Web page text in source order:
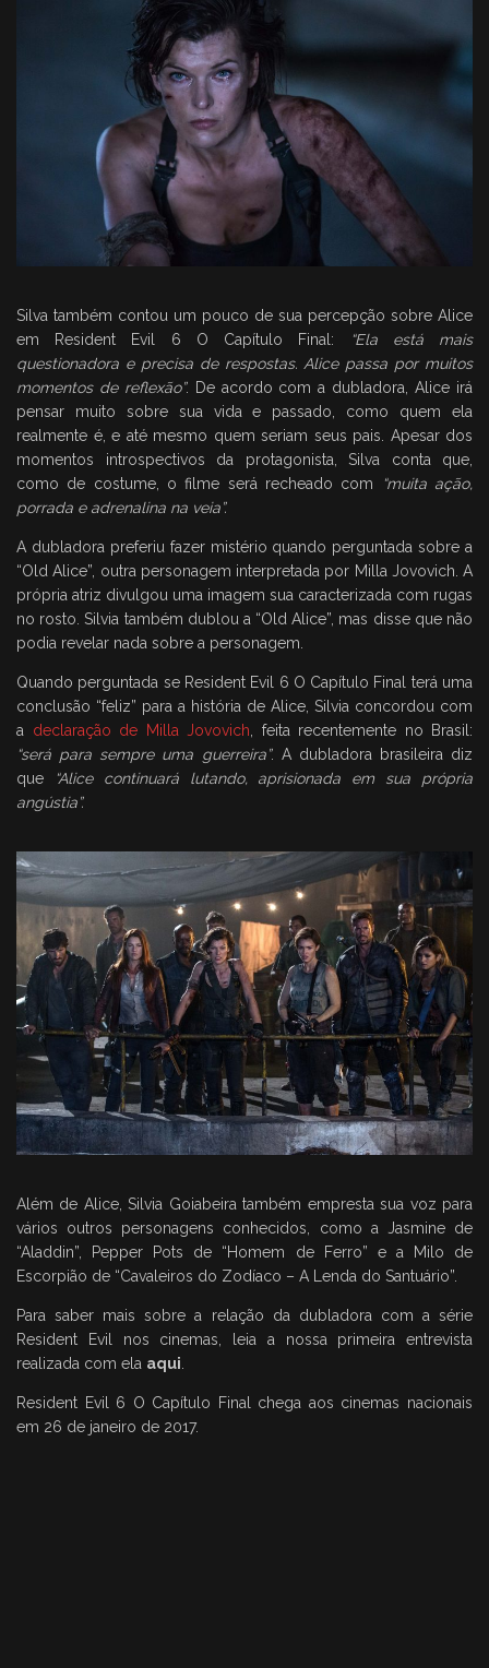
Silva também contou um pouco de sua percepção sobre Alice
em Resident Evil 6 O Capítulo Final:
“Ela está mais
questionadora e precisa de respostas. Alice passa por muitos
momentos de reflexão”. De acordo com a dubladora, Alice irá
pensar muito sobre sua vida e passado, como quem ela
realmente é, e até mesmo quem seriam seus pais. Apesar dos
momentos introspectivos da protagonista, Silva conta que,
como de costume, o filme será recheado com
“muita ação,
porrada e adrenalina na veia”.
A dubladora preferiu fazer mistério quando perguntada sobre a
“Old Alice”, outra personagem interpretada por Milla Jovovich. A
própria atriz divulgou uma imagem sua caracterizada com rugas
no rosto. Silvia também dublou a “Old Alice”, mas disse que não
podia revelar nada sobre a personagem.
Quando perguntada se Resident Evil 6 O Capítulo Final terá uma
conclusão “feliz” para a história de Alice, Silvia concordou com
a declaração de Milla Jovovich , feita recentemente no Brasil:
“será para sempre uma guerreira”. A dubladora brasileira diz
que
“Alice continuará lutando, aprisionada em sua própria
angústia”.
Além de Alice, Silvia Goiabeira também empresta sua voz para
vários outros personagens conhecidos, como a Jasmine de
“Aladdin”, Pepper Pots de “Homem de Ferro” e a Milo de
Escorpião de “Cavaleiros do Zodíaco – A Lenda do Santuário”.
Para saber mais sobre a relação da dubladora com a série
Resident Evil nos cinemas, leia a nossa primeira entrevista
realizada com ela aqui.
Resident Evil 6 O Capítulo Final chega aos cinemas nacionais
em 26 de janeiro de 2017.